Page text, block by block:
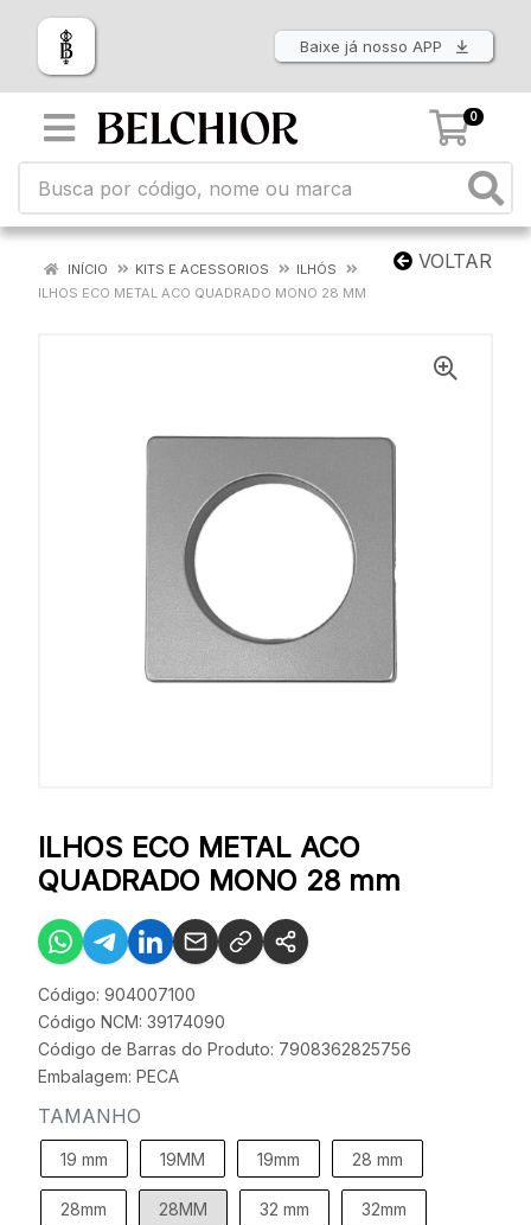
Baixe já nosso APP
0
VOLTAR
INÍCIO KITS E ACESSORIOS
ILHÓS
ILHOS ECO METAL ACO QUADRADO MONO 28 MM
ILHOS ECO METAL ACO
QUADRADO MONO 28 mm
Código: 904007100
Código NCM: 39174090
Código de Barras do Produto: 7908362825756
Embalagem: PECA
TAMANHO
19 mm 19MM 19mm 28 mm
28mm 28MM 32 mm 32mm